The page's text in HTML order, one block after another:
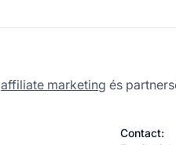
affiliate marketing és
Contact: